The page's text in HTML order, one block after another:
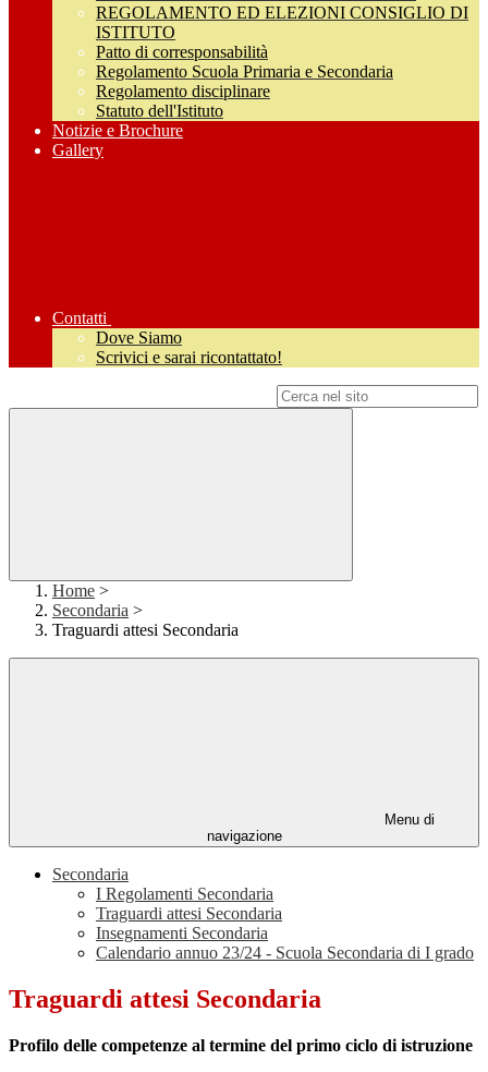
REGOLAMENTO ED ELEZIONI CONSIGLIO DI
ISTITUTO
Patto di corresponsabilità
Regolamento Scuola Primaria e Secondaria
Regolamento disciplinare
Statuto dell'Istituto
Notizie e Brochure
Gallery
Contatti
Dove Siamo
Scrivici e sarai ricontattato!
Home >
Secondaria >
Traguardi attesi Secondaria
Menu di
navigazione
Secondaria
I Regolamenti Secondaria
Traguardi attesi Secondaria
Insegnamenti Secondaria
Calendario annuo 23/24 - Scuola Secondaria di I grado
Traguardi attesi Secondaria
Profilo delle competenze al termine del primo ciclo di istruzione